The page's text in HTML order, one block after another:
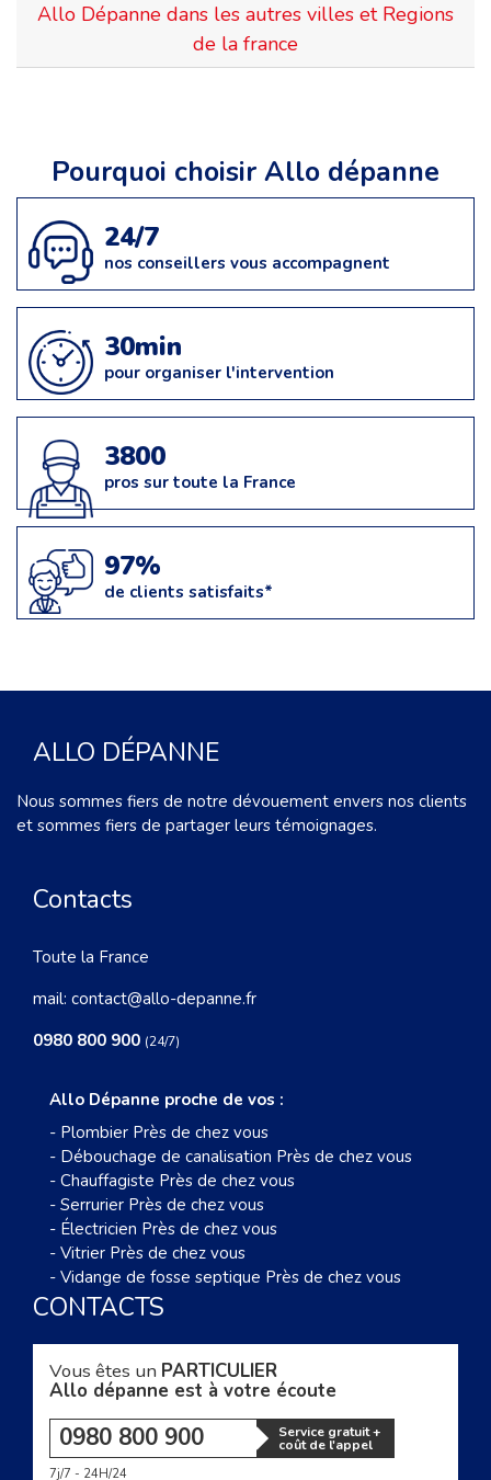
Allo Dépanne dans les autres villes et Regions
de la france
Pourquoi choisir Allo dépanne
24/7
nos conseillers vous accompagnent
30min
pour organiser l'intervention
3800
pros sur toute la France
97%
de clients satisfaits*
ALLO DÉPANNE
Nous sommes fiers de notre dévouement envers nos clients
et sommes fiers de partager leurs témoignages.
Contacts
Toute la France
mail: contact@allo-depanne.fr
0980 800 900 (24/7)
Allo Dépanne proche de vos :
- Plombier Près de chez vous
- Débouchage de canalisation Près de chez vous
- Chauffagiste Près de chez vous
- Serrurier Près de chez vous
- Électricien Près de chez vous
- Vitrier Près de chez vous
- Vidange de fosse septique Près de chez vous
CONTACTS
Vous êtes un PARTICULIER
Allo dépanne est à votre écoute
0980 800 900 Service gratuit +
coût de l'appel
7j/7 - 24H/24